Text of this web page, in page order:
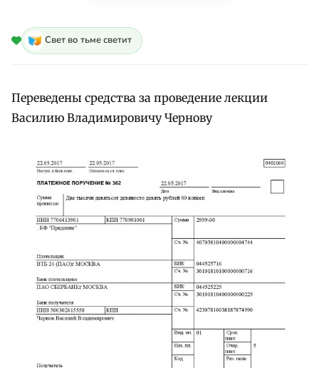
Свет во тьме светит
Переведены средства за проведение лекции
Василию Владимировичу Чернову